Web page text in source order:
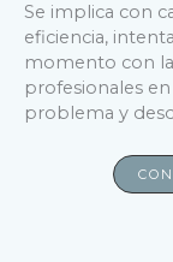
Se implica con
eficiencia,
momento con
profesionales
problema y